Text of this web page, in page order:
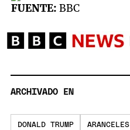
FUENTE: BBC
ARCHIVADO EN
DONALD TRUMP ARANCELES